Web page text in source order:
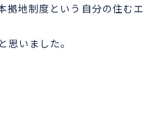
拠地制度という自分の住むエ
と思いました。